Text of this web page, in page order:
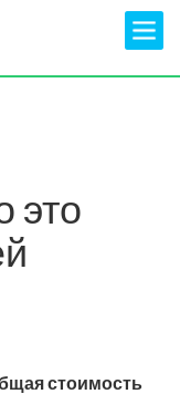
это
стоимость